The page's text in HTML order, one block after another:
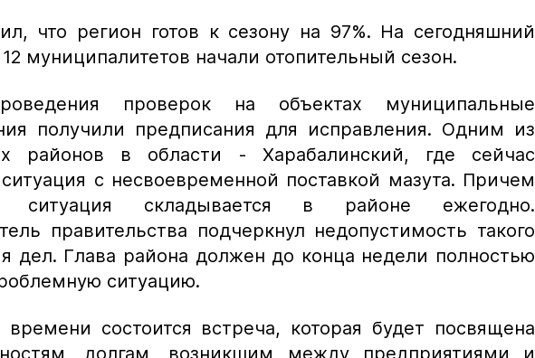
что регион готов к сезону на 97%. На сегодняшний
муниципалитетов начали отопительный сезон.
проверок на объектах муниципальные
получили предписания для исправления. Одним из
районов в области - Харабалинский, где сейчас
с несвоевременной поставкой мазута. Причем
ситуация складывается в районе ежегодно.
правительства подчеркнул недопустимость такого
дел. Глава района должен до конца недели полностью
ситуацию.
состоится встреча, которая будет посвящена
долгам, возникшим между предприятиями и